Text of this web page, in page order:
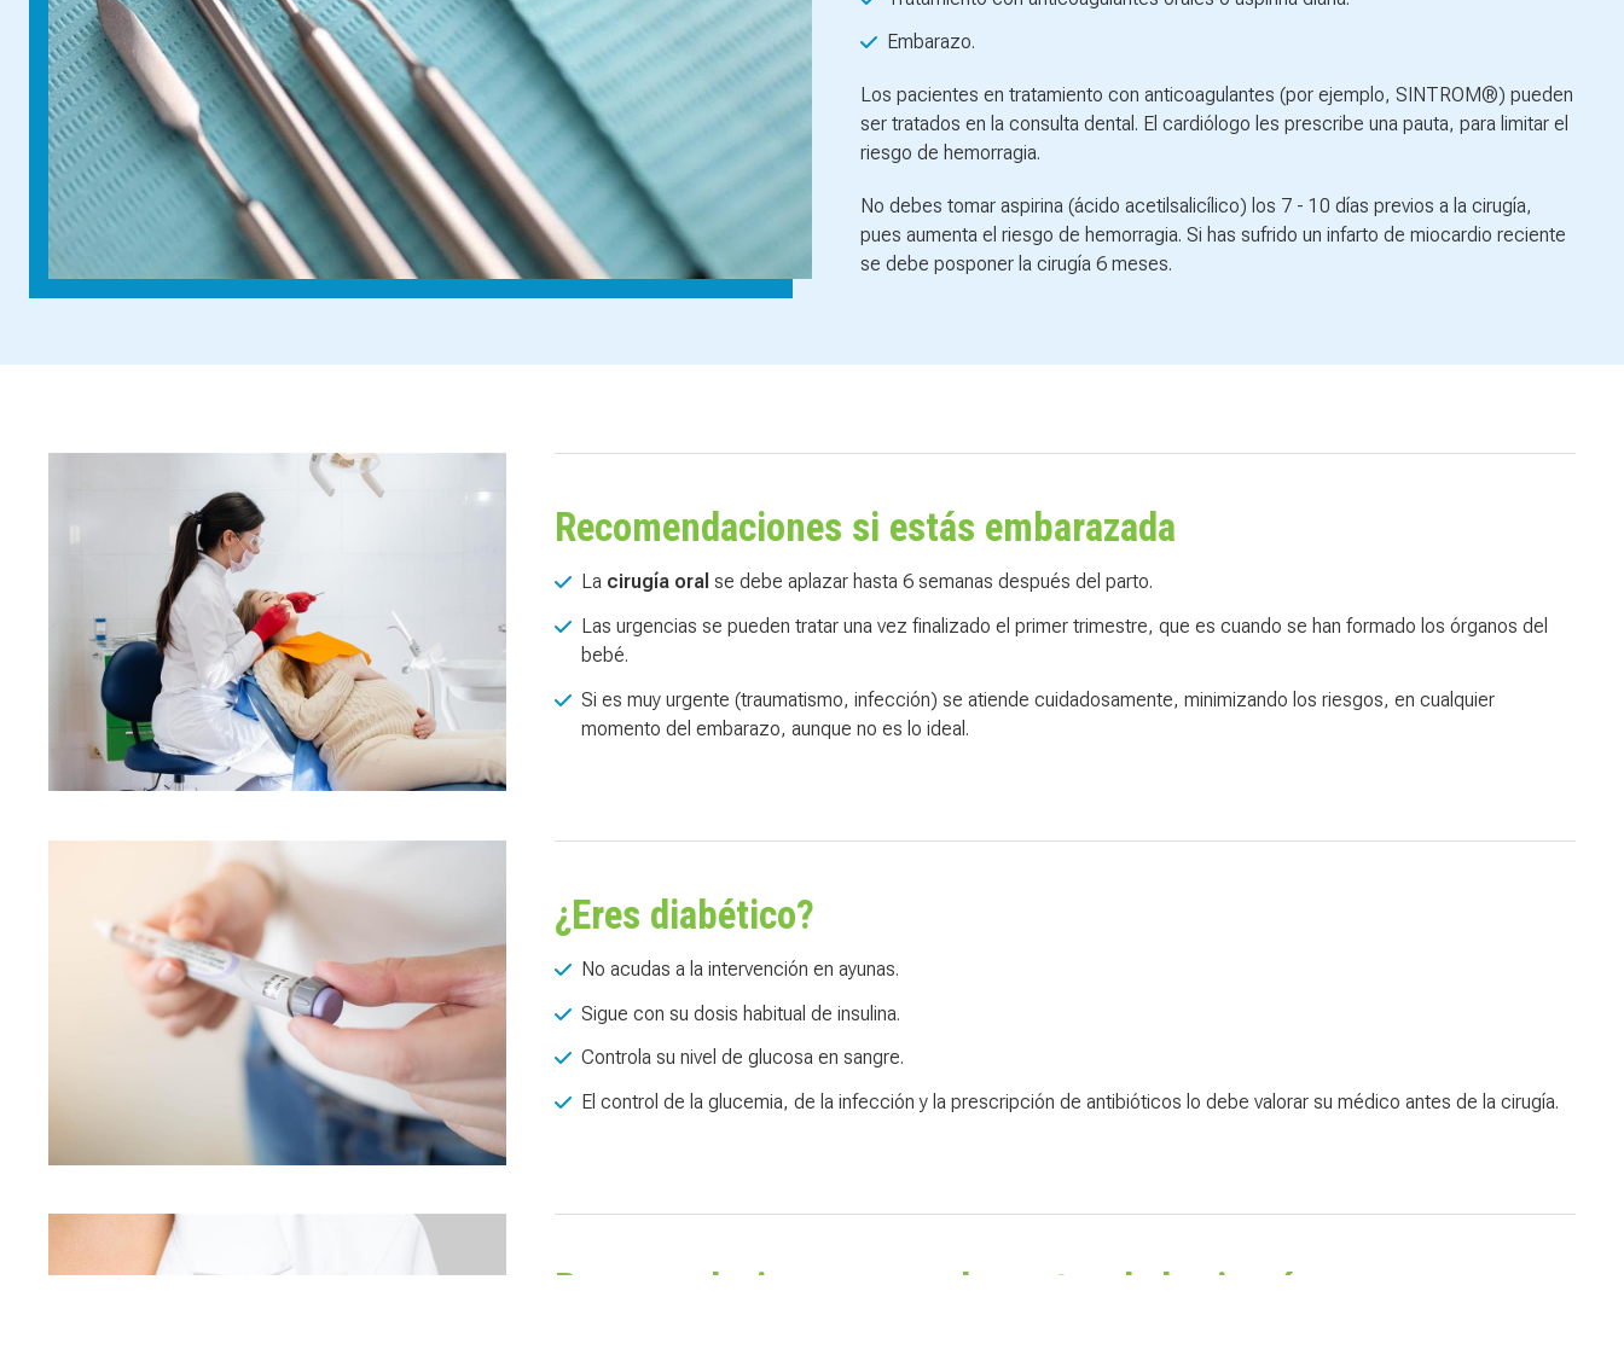
Embarazo.
Los pacientes en tratamiento con anticoagulantes (por ejemplo, SINTROM®) pueden
ser tratados en la consulta dental. El cardiólogo les prescribe una pauta, para limitar el
riesgo de hemorragia.
No debes tomar aspirina (ácido acetilsalicílico) los 7 - 10 días previos a la cirugía,
pues aumenta el riesgo de hemorragia. Si has sufrido un infarto de miocardio reciente
se debe posponer la cirugía 6 meses.
Recomendaciones si estás embarazada
La cirugía oral se debe aplazar hasta 6 semanas después del parto.
Las urgencias se pueden tratar una vez finalizado el primer trimestre, que es cuando se han formado los órganos del
bebé.
Si es muy urgente (traumatismo, infección) se atiende cuidadosamente, minimizando los riesgos, en cualquier
momento del embarazo, aunque no es lo ideal.
¿Eres diabético?
No acudas a la intervención en ayunas.
Sigue con su dosis habitual de insulina.
Controla su nivel de glucosa en sangre.
El control de la glucemia, de la infección y la prescripción de antibióticos lo debe valorar su médico antes de la cirugía.
Recomendaciones generales antes de la cirugía